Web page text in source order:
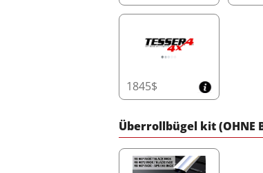
1845$
Überrollbügel kit (OHNE